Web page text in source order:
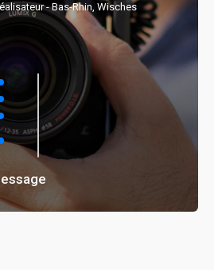
- Bas-Rhin, Wisches